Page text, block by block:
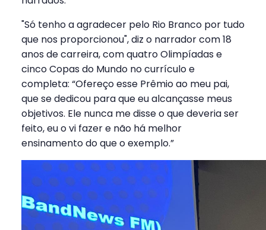
"Só tenho a agradecer pelo Rio Branco por tudo
que nos proporcionou", diz o narrador com 18
anos de carreira, com quatro Olimpíadas e
cinco Copas do Mundo no currículo e
completa: “Ofereço esse Prêmio ao meu pai,
que se dedicou para que eu alcançasse meus
objetivos. Ele nunca me disse o que deveria ser
feito, eu o vi fazer e não há melhor
ensinamento do que o exemplo.”